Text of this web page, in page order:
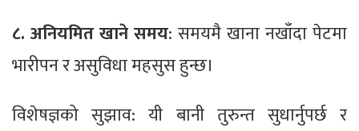
८. अनियमित खाने समय: समयमै खाना नखाँदा पेटमा
भारीपन र असुविधा महसुस हुन्छ।
विशेषज्ञको सुझाव: यी बानी तुरुन्त सुधार्नुपर्छ र